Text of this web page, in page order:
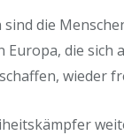
die
die sich
wieder